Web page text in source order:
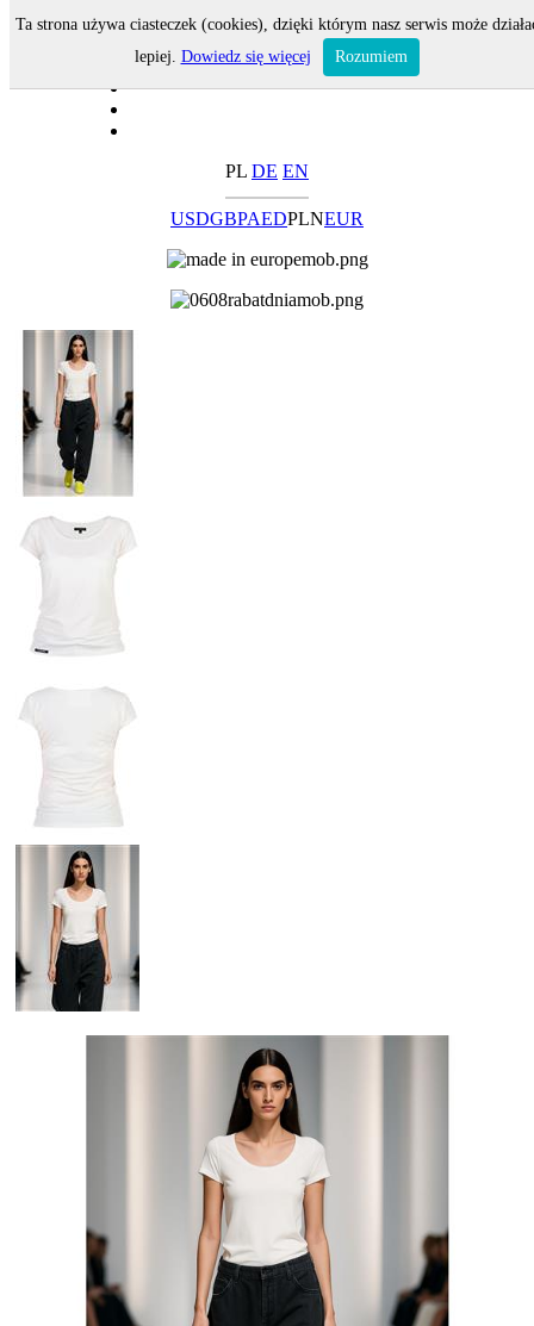
PL DE EN
USDGBPAEDPLNEUR
Ta strona używa ciasteczek (cookies), dzięki którym nasz serwis może
lepiej. Dowiedz się więcej Rozumiem